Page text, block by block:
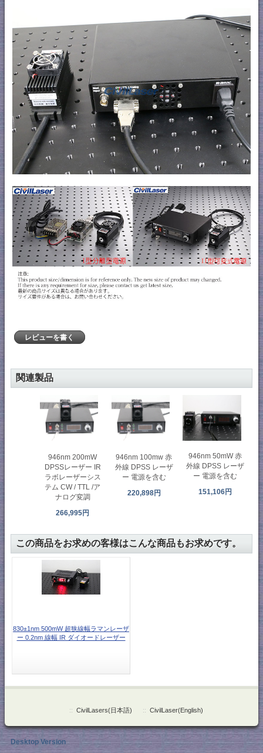
レビューを書く
関連製品
946nm 200mW
DPSSレーザー IR
ラボレーザーシス
テム CW / TTL /ア
ナログ変調
266,995円
946nm 100mw 赤
外線 DPSS レーザ
ー 電源を含む
220,898円
946nm 50mW 赤
外線 DPSS レーザ
ー 電源を含む
151,106円
この商品をお求めの客様はこんな商品もお求めです。
830±1nm 500mW 超狭線幅ラマンレーザ
ー 0.2nm 線幅 IR ダイオードレーザー
:: CivilLasers(日本語) :: CivilLaser(English)
Desktop Version